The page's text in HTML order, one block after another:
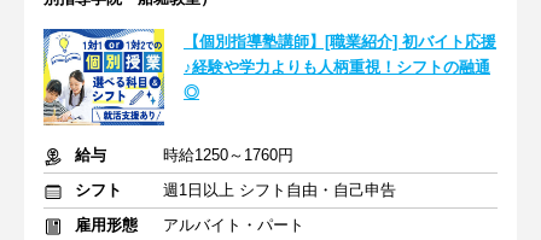
【個別指導塾講師】[職業紹介] 初バイト応援
♪経験や学力よりも人柄重視！シフトの融通
◎
給与
時給1250～1760円
シフト
週1日以上 シフト自由・自己申告
雇用形態
アルバイト・パート